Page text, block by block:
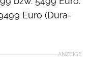
Euro (Dura-
ANZEIGE